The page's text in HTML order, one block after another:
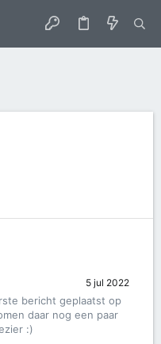
5 jul 2022
bericht geplaatst op
daar nog een paar
:)